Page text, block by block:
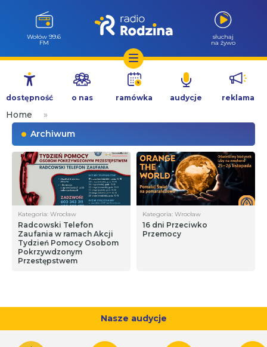
Przejdź
treści
Wołów 99.6
FM
słuchaj
na żywo
dostępność o nas ramówka audycje reklama
Home
»
Archiwum
Kategoria: Wrocław
Radcowski Telefon
Zaufania w ramach Akcji
Tydzień Pomocy Osobom
Pokrzywdzonym
Przestępstwem
Kategoria: Wrocław
16 dni Przeciwko
Przemocy
Nasze audycje